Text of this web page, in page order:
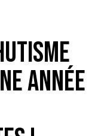
année